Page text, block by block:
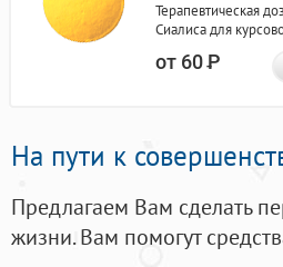
Терапевтическая
Сиалиса для
от 60Р
На пути к
Предлагаем Вам сделать
жизни. Вам помогут